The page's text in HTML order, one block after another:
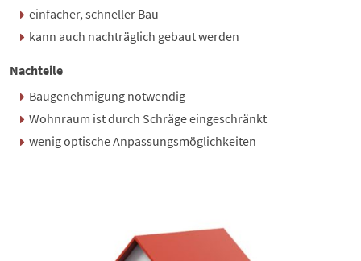
einfacher, schneller Bau
kann auch nachträglich gebaut werden
Nachteile
Baugenehmigung notwendig
Wohnraum ist durch Schräge eingeschränkt
wenig optische Anpassungsmöglichkeiten